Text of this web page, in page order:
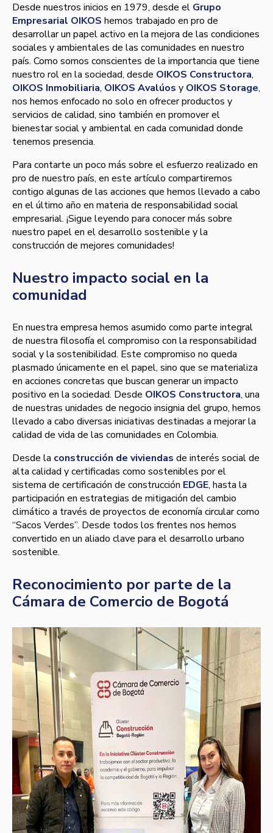
Desde nuestros inicios en 1979, desde el Grupo
Empresarial OIKOS hemos trabajado en pro de
desarrollar un papel activo en la mejora de las condiciones
sociales y ambientales de las comunidades en nuestro
país. Como somos conscientes de la importancia que tiene
nuestro rol en la sociedad, desde OIKOS Constructora,
OIKOS Inmobiliaria, OIKOS Avalúos y OIKOS Storage,
nos hemos enfocado no solo en ofrecer productos y
servicios de calidad, sino también en promover el
bienestar social y ambiental en cada comunidad donde
tenemos presencia.
Para contarte un poco más sobre el esfuerzo realizado en
pro de nuestro país, en este artículo compartiremos
contigo algunas de las acciones que hemos llevado a cabo
en el último año en materia de responsabilidad social
empresarial. ¡Sigue leyendo para conocer más sobre
nuestro papel en el desarrollo sostenible y la
construcción de mejores comunidades!
Nuestro impacto social en la
comunidad
En nuestra empresa hemos asumido como parte integral
de nuestra filosofía el compromiso con la responsabilidad
social y la sostenibilidad. Este compromiso no queda
plasmado únicamente en el papel, sino que se materializa
en acciones concretas que buscan generar un impacto
positivo en la sociedad. Desde OIKOS Constructora, una
de nuestras unidades de negocio insignia del grupo, hemos
llevado a cabo diversas iniciativas destinadas a mejorar la
calidad de vida de las comunidades en Colombia.
Desde la construcción de viviendas de interés social de
alta calidad y certificadas como sostenibles por el
sistema de certificación de construcción EDGE, hasta la
participación en estrategias de mitigación del cambio
climático a través de proyectos de economía circular como
“Sacos Verdes”. Desde todos los frentes nos hemos
convertido en un aliado clave para el desarrollo urbano
sostenible.
Reconocimiento por parte de la
Cámara de Comercio de Bogotá